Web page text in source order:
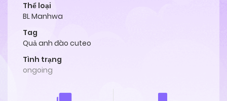
Thể loại
BL Manhwa
Tag
Quả anh đào cuteo
Tình trạng
ongoing